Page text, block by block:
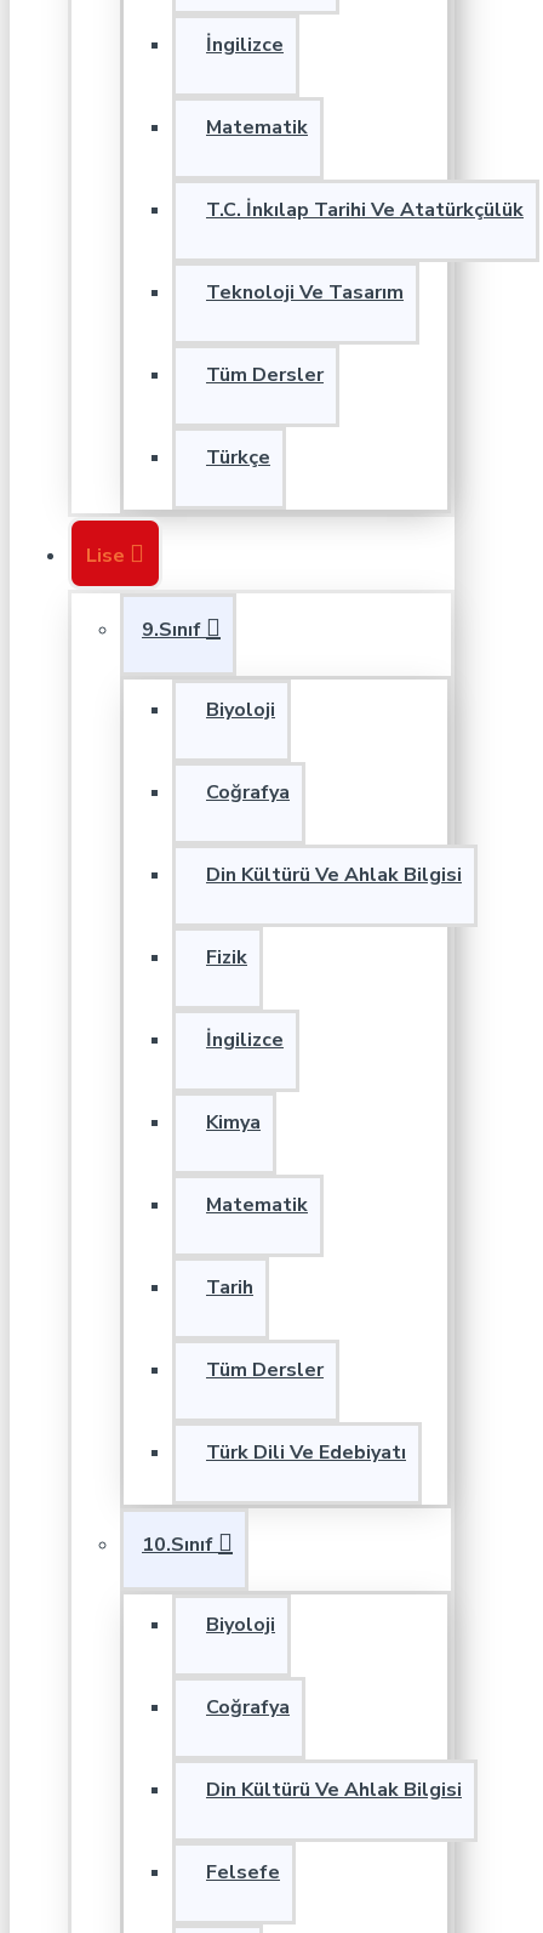
İngilizce
Matematik
T.C. İnkılap Tarihi Ve Atatürkçülük
Teknoloji Ve Tasarım
Tüm Dersler
Türkçe
Lise
9.Sınıf
Biyoloji
Coğrafya
Din Kültürü Ve Ahlak Bilgisi
Fizik
İngilizce
Kimya
Matematik
Tarih
Tüm Dersler
Türk Dili Ve Edebiyatı
10.Sınıf
Biyoloji
Coğrafya
Din Kültürü Ve Ahlak Bilgisi
Felsefe